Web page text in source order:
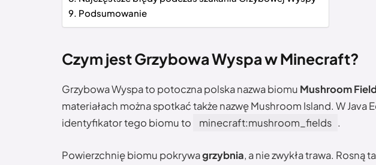
Podsumowanie
Czym jest Grzybowa Wyspa w Minecraft?
Grzybowa Wyspa to potoczna polska nazwa biomu Mushroom
materiałach można spotkać także nazwę Mushroom Island. W Java
identyfikator tego biomu to
minecraft:mushroom_fields .
Powierzchnię biomu pokrywagrzybnia, a nie zwykła trawa. Rosną